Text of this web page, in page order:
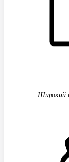
Широкий